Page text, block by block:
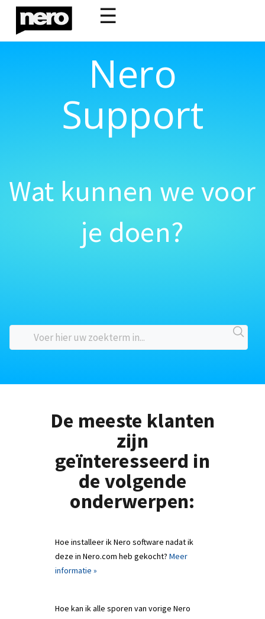
☰
Nero
Support
Wat kunnen we voor
je doen?
De meeste klanten
zijn
geïnteresseerd in
de volgende
onderwerpen:
Hoe installeer ik Nero software nadat ik
deze in Nero.com heb gekocht? Meer
informatie »
Hoe kan ik alle sporen van vorige Nero